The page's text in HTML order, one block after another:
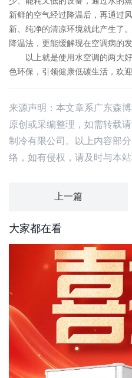
新鲜的空气经过降温后，再通过
新、纯净的清凉环境就此产生了
降温法，更能缓解现在空调病的
以上就是使用水空调的两大好
色环保，引领健康低碳生活，欢迎
来源声明：本文章系广东森
原创或采编整理，如需转载
制冷有限公司。以上内容部
络，如有侵权，请及时与本
上一篇
大家都在看